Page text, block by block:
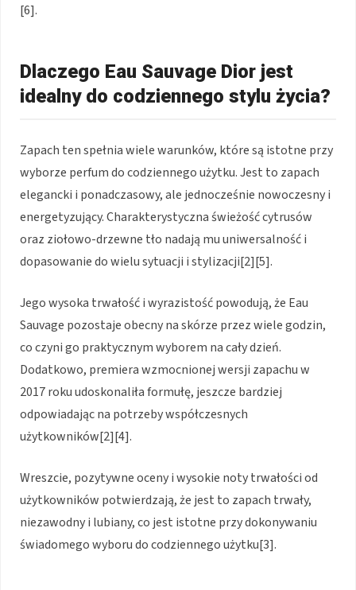
[6].
Dlaczego Eau Sauvage Dior jest
idealny do codziennego stylu życia?
Zapach ten spełnia wiele warunków, które są istotne przy
wyborze perfum do codziennego użytku. Jest to zapach
elegancki i ponadczasowy, ale jednocześnie nowoczesny i
energetyzujący. Charakterystyczna świeżość cytrusów
oraz ziołowo-drzewne tło nadają mu uniwersalność i
dopasowanie do wielu sytuacji i stylizacji[2][5].
Jego wysoka trwałość i wyrazistość powodują, że Eau
Sauvage pozostaje obecny na skórze przez wiele godzin,
co czyni go praktycznym wyborem na cały dzień.
Dodatkowo, premiera wzmocnionej wersji zapachu w
2017 roku udoskonaliła formułę, jeszcze bardziej
odpowiadając na potrzeby współczesnych
użytkowników[2][4].
Wreszcie, pozytywne oceny i wysokie noty trwałości od
użytkowników potwierdzają, że jest to zapach trwały,
niezawodny i lubiany, co jest istotne przy dokonywaniu
świadomego wyboru do codziennego użytku[3].